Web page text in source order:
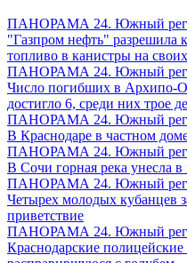
ПАНОРАМА 24. Южный
"Газпром нефть" разрешила
топливо в канистры на
ПАНОРАМА 24. Южный
Число погибших в Архипо-
достигло 6, среди них трое
ПАНОРАМА 24. Южный
В Краснодаре в частном
ПАНОРАМА 24. Южный
В Сочи горная река унесла
ПАНОРАМА 24. Южный
Четырех молодых кубанцев
приветствие
ПАНОРАМА 24. Южный
Краснодарские